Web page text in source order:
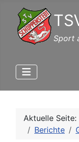
Sport
Aktuelle Seite:
Berichte